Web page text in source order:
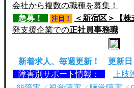
会社から複数の職種を募集！
急募！
注目！ ＜新宿区＞【株
発支援企業での正社員事務職
新着求人、毎週更新！ 更新日
障害別サポート情報：
上肢